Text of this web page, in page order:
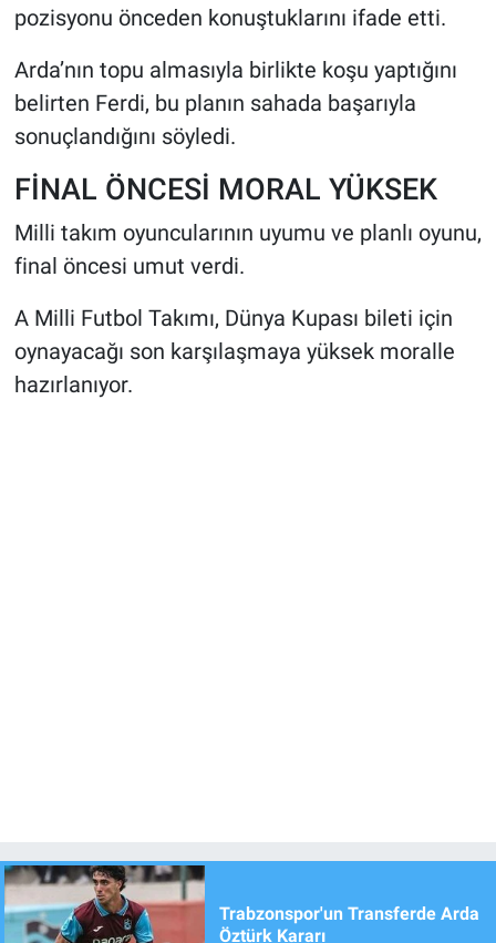
pozisyonu önceden konuştuklarını ifade etti.
Arda’nın topu almasıyla birlikte koşu yaptığını
belirten Ferdi, bu planın sahada başarıyla
sonuçlandığını söyledi.
FİNAL ÖNCESİ MORAL YÜKSEK
Milli takım oyuncularının uyumu ve planlı oyunu,
final öncesi umut verdi.
A Milli Futbol Takımı, Dünya Kupası bileti için
oynayacağı son karşılaşmaya yüksek moralle
hazırlanıyor.
Trabzonspor'un Transferde Arda
Öztürk Kararı